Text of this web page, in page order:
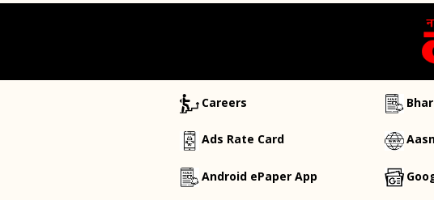
Careers
Ads Rate Card
Android ePaper App